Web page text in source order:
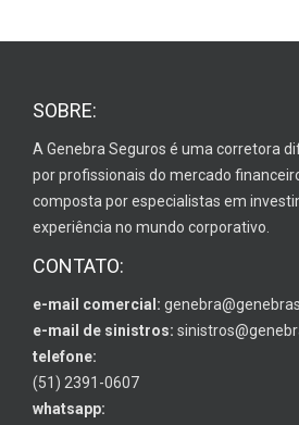
SOBRE:
A Genebra Seguros é uma corretora
por profissionais do mercado
composta por especialistas em
experiência no mundo corporativo.
CONTATO:
e-mail comercial:
e-mail de sinistros:
telefone:
(51) 2391-0607
whatsapp: